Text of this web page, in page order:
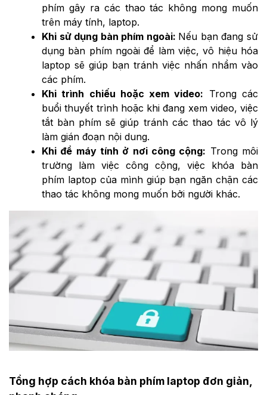
phím gây ra các thao tác không mong muốn
trên máy tính, laptop.
Khi sử dụng bàn phím ngoài: Nếu bạn đang sử
dụng bàn phím ngoài để làm việc, vô hiệu hóa
laptop sẽ giúp bạn tránh việc nhấn nhầm vào
các phím.
Khi trình chiếu hoặc xem video: Trong các
buổi thuyết trình hoặc khi đang xem video, việc
tắt bàn phím sẽ giúp tránh các thao tác vô lý
làm gián đoạn nội dung.
Khi để máy tính ở nơi công cộng: Trong môi
trường làm việc công cộng, việc khóa bàn
phím laptop của mình giúp bạn ngăn chặn các
thao tác không mong muốn bởi người khác.
Tổng hợp cách khóa bàn phím laptop đơn giản,